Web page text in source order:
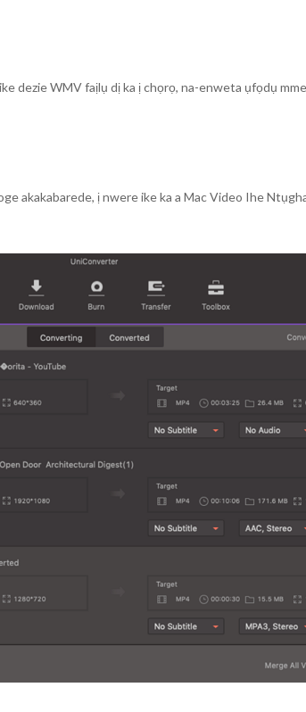
dezie WMV faịlụ dị ka ị chọrọ, na-enweta ụfọdụ
akakabarede, ị nwere ike ka a Mac Video Ihe